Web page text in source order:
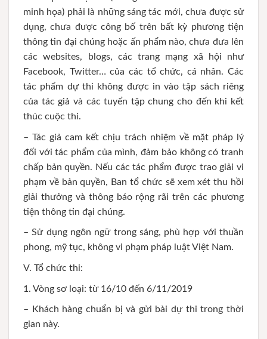
minh họa) phải là những sáng tác mới, chưa được sử
dụng, chưa được công bố trên bất kỳ phương tiện
thông tin đại chúng hoặc ấn phẩm nào, chưa đưa lên
các websites, blogs, các trang mạng xã hội như
Facebook, Twitter… của các tổ chức, cá nhân. Các
tác phẩm dự thi không được in vào tập sách riêng
của tác giả và các tuyển tập chung cho đến khi kết
thúc cuộc thi.
– Tác giả cam kết chịu trách nhiệm về mặt pháp lý
đối với tác phẩm của mình, đảm bảo không có tranh
chấp bản quyền. Nếu các tác phẩm được trao giải vi
phạm về bản quyền, Ban tổ chức sẽ xem xét thu hồi
giải thưởng và thông báo rộng rãi trên các phương
tiện thông tin đại chúng.
– Sử dụng ngôn ngữ trong sáng, phù hợp với thuần
phong, mỹ tục, không vi phạm pháp luật Việt Nam.
V. Tổ chức thi:
1. Vòng sơ loại: từ 16/10 đến 6/11/2019
– Khách hàng chuẩn bị và gửi bài dự thi trong thời
gian này.